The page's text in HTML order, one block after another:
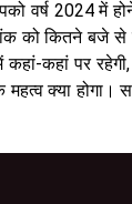
वर्ष 2024 में
को कितने बजे
कहां-कहां पर
महत्व क्या होगा।